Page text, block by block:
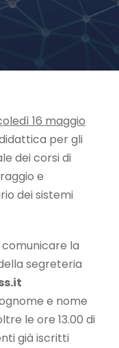
16 maggio
per gli
dei corsi di
e
dei sistemi
la
segreteria
e nome
le ore 13.00 di
già iscritti